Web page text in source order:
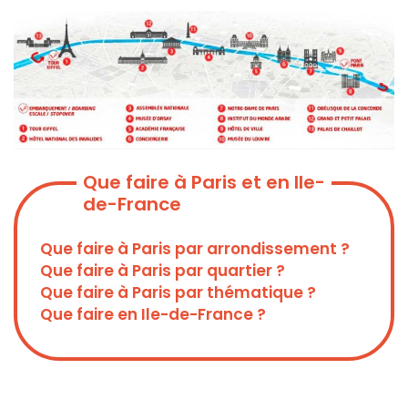
Que faire à Paris et en Ile-
de-France
Que faire à Paris par arrondissement ?
Que faire à Paris par quartier ?
Que faire à Paris par thématique ?
Que faire en Ile-de-France ?